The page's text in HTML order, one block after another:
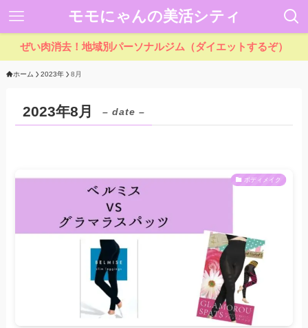
モモにゃんの美活シティ
ぜい肉消去！地域別パーソナルジム（ダイエットするぞ）
ホーム 2023年 8月
2023年8月 – date –
ボディメイク